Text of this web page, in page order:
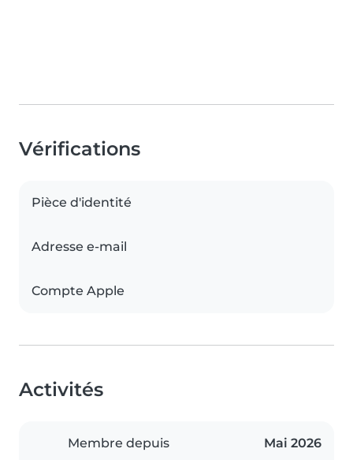
Vérifications
Pièce d'identité
Adresse e-mail
Compte Apple
Activités
Membre depuis Mai 2026